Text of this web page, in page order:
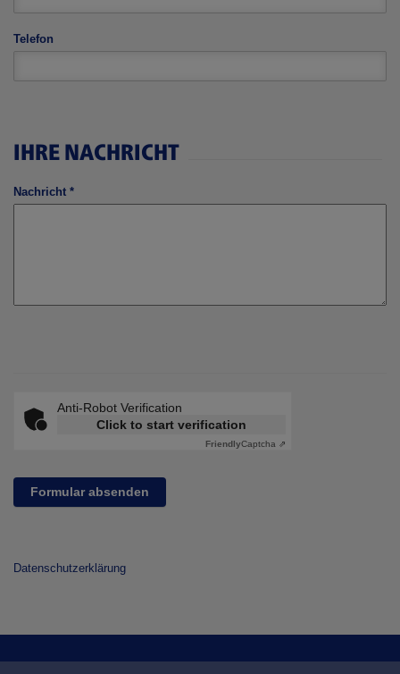
Telefon
IHRE NACHRICHT
Nachricht *
Anti-Robot Verification
Click to start verification
FriendlyCaptcha ⇗
Formular absenden
Datenschutzerklärung